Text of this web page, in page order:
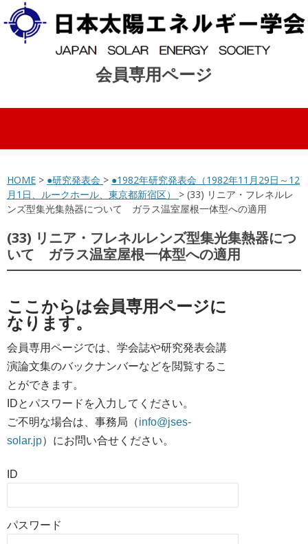
会員専用ページ
コンテンツへスキップ
HOME > ●研究発表会 > ●1982年研究発表会（1982年11月29日～12
月1日、ルークホール、東京都新宿区） > (33) リニア・フレネルレ
ンズ型集光集熱器について ガラス温室屋根一体型への適用
(33) リニア・フレネルレンズ型集光集熱器につ
いて ガラス温室屋根一体型への適用
ここからは会員専用ページに
なります。
会員専用ページでは、学会誌や研究発表会講
演論文集のバックナンバーなどを閲覧するこ
とができます。
IDとパスワードを入力してください。
ご不明な場合は、事務局（info@jses-
solar.jp）にお問い合せください。
ID
パスワード